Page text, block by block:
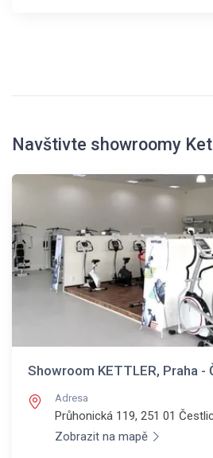
Navštivte showroomy
Showroom KETTLER, Praha -
Adresa
Průhonická 119, 251 01
Zobrazit na mapě